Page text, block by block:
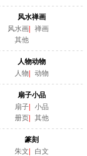
风水禅画
风水画|
禅画
其他
人物动物
人物
动物
扇子小品
扇子|
小品
册页| 其他
篆刻
朱文
白文